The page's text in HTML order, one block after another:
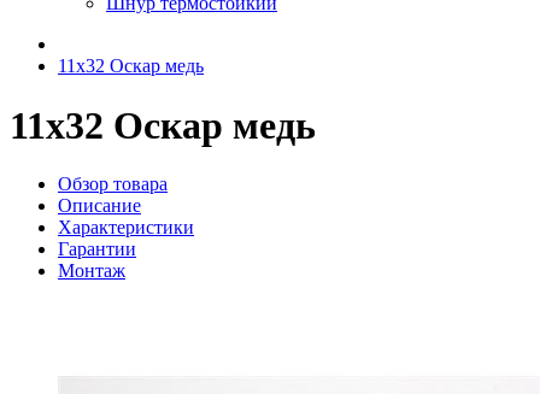
11х32 Оскар медь
11х32 Оскар медь
Обзор товара
Описание
Характеристики
Гарантии
Монтаж